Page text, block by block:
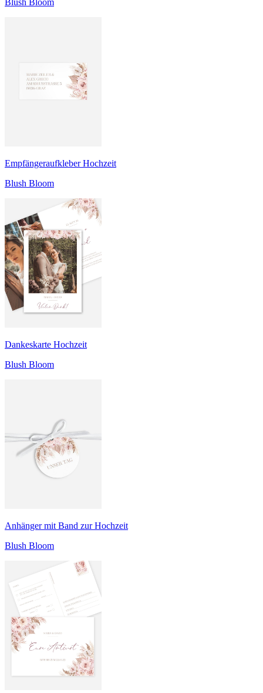
Blush Bloom
Empfängeraufkleber Hochzeit
Blush Bloom
Dankeskarte Hochzeit
Blush Bloom
Anhänger mit Band zur Hochzeit
Blush Bloom